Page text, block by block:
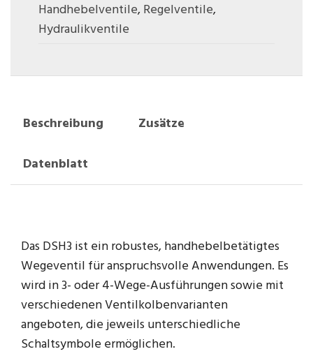
Handhebelventile,Regelventile,
Hydraulikventile
Beschreibung
Zusätze
Datenblatt
Das DSH3 ist ein robustes, handhebelbetätigtes
Wegeventil für anspruchsvolle Anwendungen. Es
wird in 3- oder 4-Wege-Ausführungen sowie mit
verschiedenen Ventilkolbenvarianten
angeboten, die jeweils unterschiedliche
Schaltsymbole ermöglichen.